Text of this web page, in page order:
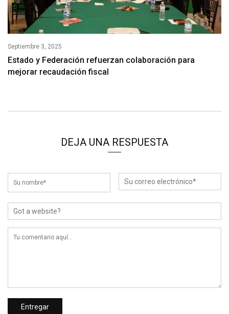
Septiembre 3, 2025
Estado y Federación refuerzan colaboración para
mejorar recaudación fiscal
DEJA UNA RESPUESTA